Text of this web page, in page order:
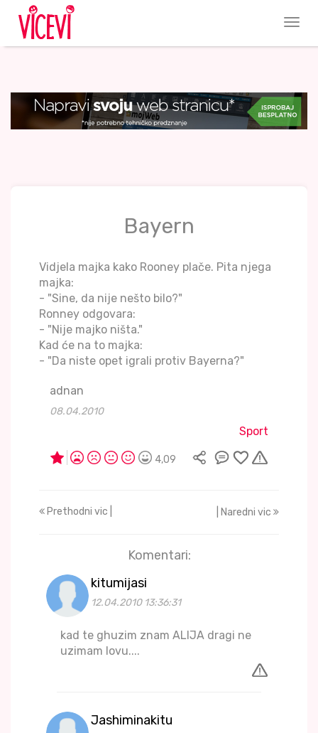
Bayern
Vidjela majka kako Rooney plače. Pita njega
majka:
- "Sine, da nije nešto bilo?"
Ronney odgovara:
- "Nije majko ništa."
Kad će na to majka:
- "Da niste opet igrali protiv Bayerna?"
adnan
08.04.2010
Sport
4,09
Prethodni vic | | Naredni vic
Komentari:
kitumijasi
12.04.2010 13:36:31
kad te ghuzim znam ALIJA dragi ne
uzimam lovu....
Jashiminakitu